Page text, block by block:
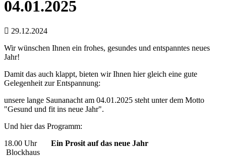
04.01.2025
29.12.2024
Wir wünschen Ihnen ein frohes, gesundes und entspanntes neues
Jahr!
Damit das auch klappt, bieten wir Ihnen hier gleich eine gute
Gelegenheit zur Entspannung:
unsere lange Saunanacht am 04.01.2025 steht unter dem Motto
"Gesund und fit ins neue Jahr".
Und hier das Programm:
18.00 Uhr Ein Prosit auf das neue Jahr
Blockhaus